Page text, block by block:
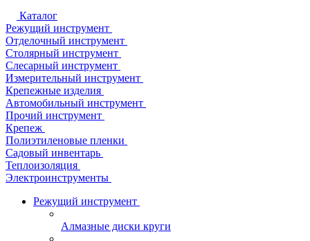
Каталог
Режущий инструмент
Отделочный инструмент
Столярный инструмент
Слесарный инструмент
Измерительный инструмент
Крепежные изделия
Автомобильный инструмент
Прочий инструмент
Крепеж
Полиэтиленовые пленки
Садовый инвентарь
Теплоизоляция
Электроинструменты
Режущий инструмент
Алмазные диски круги